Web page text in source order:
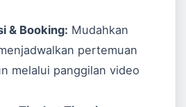
& Booking: Mudahkan
pertemuan
melalui panggilan video